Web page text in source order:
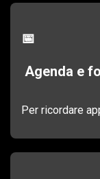
📅
Agenda e
Per ricordare